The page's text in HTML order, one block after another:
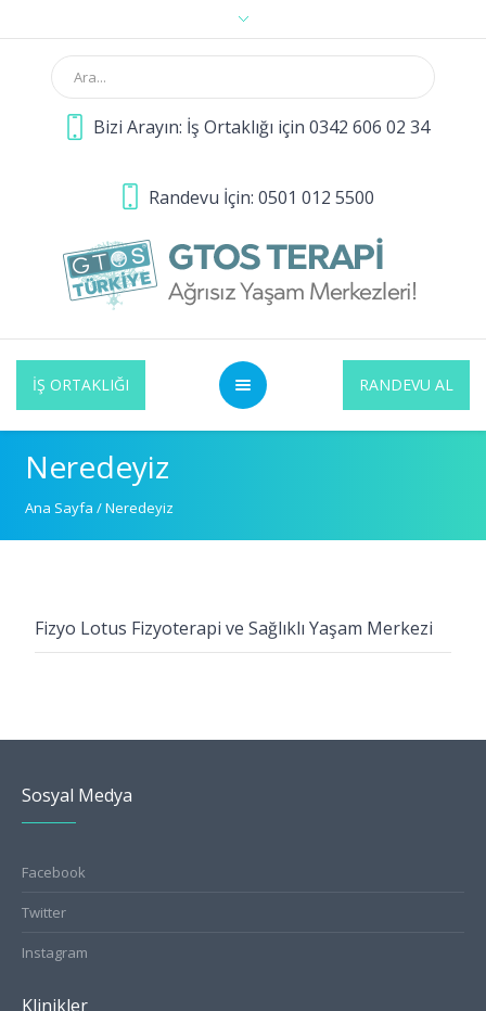
Bizi Arayın: İş Ortaklığı için 0342 606 02 34
Randevu İçin: 0501 012 5500
İŞ ORTAKLIĞI RANDEVU AL
Neredeyiz
Ana Sayfa /Neredeyiz
Fizyo Lotus Fizyoterapi ve Sağlıklı Yaşam Merkezi
Sosyal Medya
Facebook
Twitter
Instagram
Klinikler